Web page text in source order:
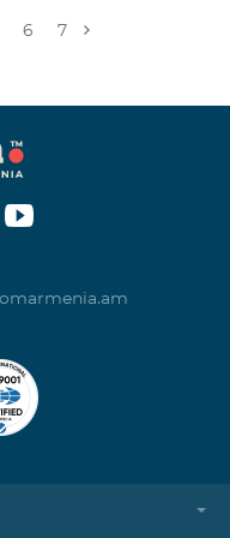
09:00-18:00
18:00 09:00-18:00
18:00 10:00-23:00
85/14 09:00-18:00 0
6 7